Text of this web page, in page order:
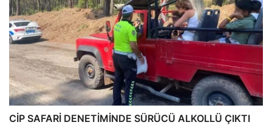
CİP SAFARİ DENETİMİNDE SÜRÜCÜ ALKOLLÜ ÇIKTI